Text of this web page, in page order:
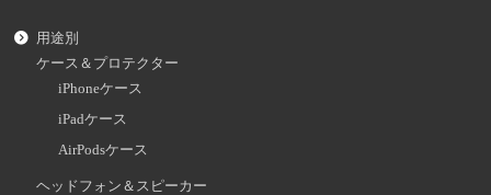
用途別
ケース＆プロテクター
iPhoneケース
iPadケース
AirPodsケース
ヘッドフォン＆スピーカー